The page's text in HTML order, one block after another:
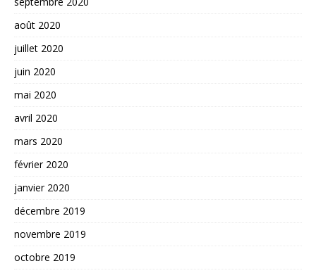
août 2020
juillet 2020
juin 2020
mai 2020
avril 2020
mars 2020
février 2020
janvier 2020
décembre 2019
novembre 2019
octobre 2019